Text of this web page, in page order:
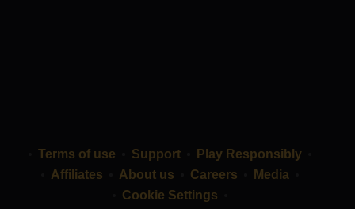
Terms of use Support
Play Responsibly
Affiliates
About us Careers
Media
Cookie Settings